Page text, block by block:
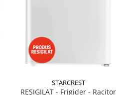
STARCREST
RESIGILAT - Frigider - Racitor